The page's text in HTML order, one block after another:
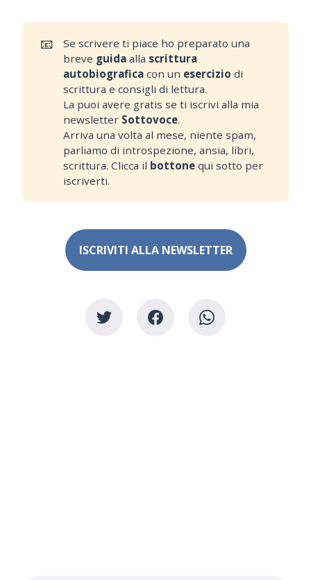
📧
Se scrivere ti piace ho preparato una
breve guidaalla scrittura
autobiograficacon un esercizio di
scrittura e consigli di lettura.
La puoi avere gratis se ti iscrivi alla mia
newsletter Sottovoce.
Arriva una volta al mese, niente spam,
parliamo di introspezione, ansia, libri,
scrittura. Clicca il bottone qui sotto per
iscriverti.
ISCRIVITI ALLA NEWSLETTER